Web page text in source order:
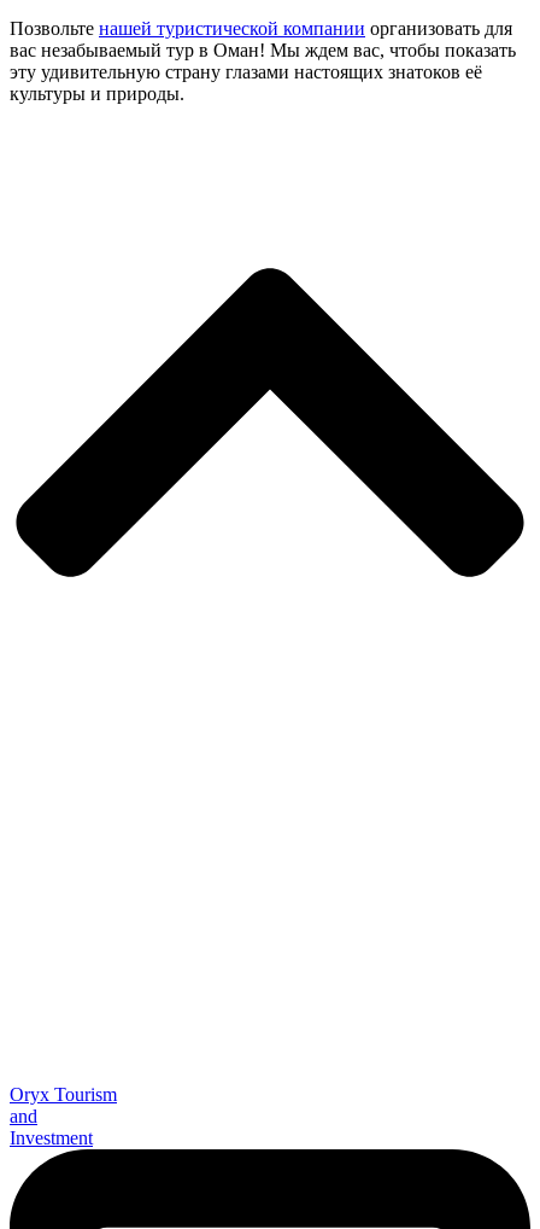
Позвольте нашей туристической компании организовать для
вас незабываемый тур в Оман! Мы ждем вас, чтобы показать
эту удивительную страну глазами настоящих знатоков её
культуры и природы.
Oryx Tourism
and
Investment